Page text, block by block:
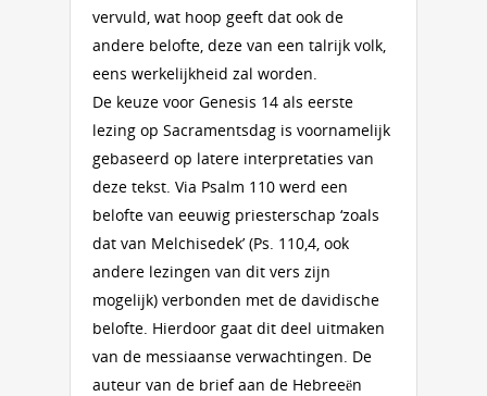
vervuld, wat hoop geeft dat ook de
andere belofte, deze van een talrijk volk,
eens werkelijkheid zal worden.
De keuze voor Genesis 14 als eerste
lezing op Sacramentsdag is voornamelijk
gebaseerd op latere interpretaties van
deze tekst. Via Psalm 110 werd een
belofte van eeuwig priesterschap ‘zoals
dat van Melchisedek’ (Ps. 110,4, ook
andere lezingen van dit vers zijn
mogelijk) verbonden met de davidische
belofte. Hierdoor gaat dit deel uitmaken
van de messiaanse verwachtingen. De
auteur van de brief aan de Hebreeën